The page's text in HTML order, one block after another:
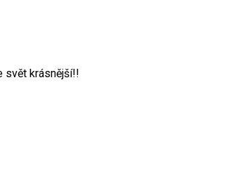
svět krásnější!!